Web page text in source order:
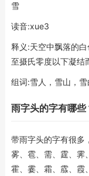
雪
读音:xue3
释义:天空中飘落的
至摄氏零度以下凝结
组词:雪人，雪山，
雨字头的字有哪些
带雨字头的字有很多
雾、雹、需、霆、霁
霍、霎、霜、霡、霞